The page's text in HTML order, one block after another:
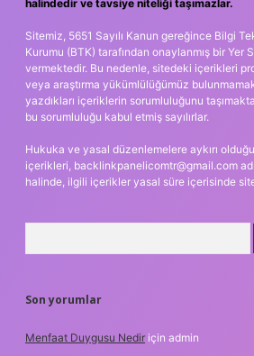
halindedir ve tavsiye niteliği taşımazlar.
Sitemiz, 5651 Sayılı Kanun gereğince Bilgi
Kurumu (BTK) tarafından onaylanmış bir Yer
vermektedir. Bu nedenle, sitedeki içerikleri
veya araştırma yükümlülüğümüz
yazdıkları içeriklerin sorumluluğunu
bu sorumluluğu kabul etmiş sayılırlar.
Hukuka ve yasal düzenlemelere aykırı
içerikleri, backlinkpanelicomtr@gmail.com
halinde, ilgili içerikler yasal süre içerisinde
Son yorumlar
Menfaat Duygusu Nedir için admin